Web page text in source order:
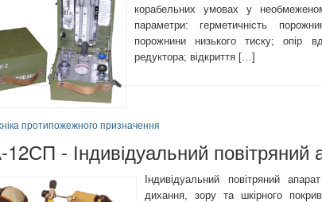
корабельних умовах у
параметри: герметичність
порожнини низького тиску; опір
редуктора; відкриття […]
протипожежного призначення
12СП - Індивідуальний повітряний
Індивідуальний повітряний
дихання, зору та шкірного